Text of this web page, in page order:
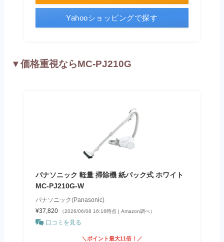
Yahooショッピングで探す
▼価格重視ならMC-PJ210G
パナソニック 軽量 掃除機 紙パック式 ホワイト
MC-PJ210G-W
パナソニック(Panasonic)
¥37,820
（2026/06/08 16:16時点 | Amazon調べ）
口コミを見る
＼ポイント最大11倍！／